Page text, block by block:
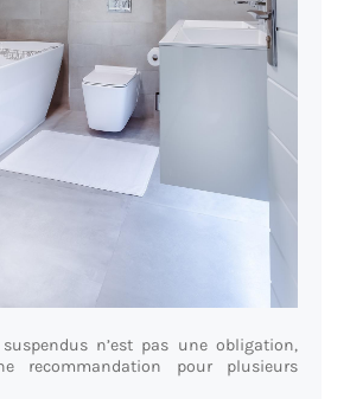
n’est pas une obligation,
recommandation pour plusieurs